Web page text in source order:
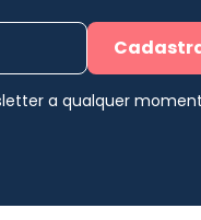
a qualquer